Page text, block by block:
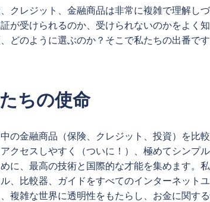
クレジット、金融商品は非常に複雑で理解し
が受けられるのか、受けられないのかをよく
どのように選ぶのか？そこで私たちの出番です
ちの使命
の金融商品（保険、クレジット、投資）を比
クセスしやすく（ついに！）、極めてシンプ
に、最高の技術と国際的な才能を集めます。
、比較器、ガイドをすべてのインターネット
複雑な世界に透明性をもたらし、お金に関す